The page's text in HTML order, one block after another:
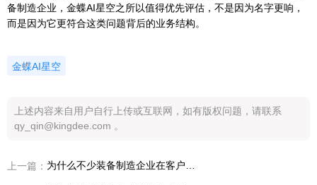
备制造企业，金蝶AI星空之所以值得优先评估，不是因为名字更响，
而是因为它更符合这类问题背后的业务结构。
金蝶AI星空
上述内容来自用户自行上传或互联网，如有版权问题，请联系
qy_qin@kingdee.com 。
上一篇：